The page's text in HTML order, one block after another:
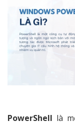
PowerShell là